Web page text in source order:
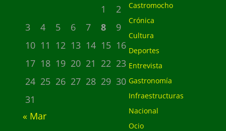
1
2
3
4 5 6 7 8
9
10 11 12 13 14 15 16
17 18 19 20 21 22 23
24 25 26 27 28 29 30
31
« Mar
Castromocho
Crónica
Cultura
Deportes
Entrevista
Gastronomía
Infraestructuras
Nacional
Ocio